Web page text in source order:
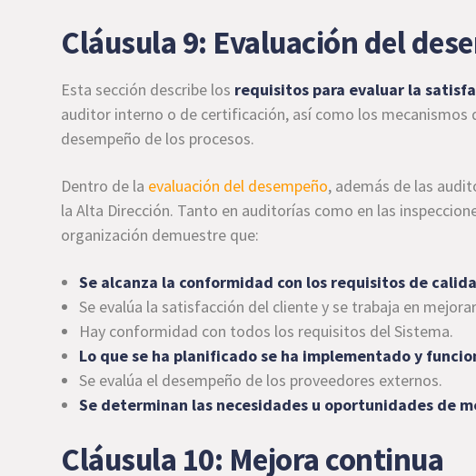
Cláusula 9: Evaluación del
Esta sección describe los requisitos para evaluar la
auditor interno o de certificación, así como los mecanismos
desempeño de los procesos.
Dentro de la evaluación del desempeño, además de las
la Alta Dirección. Tanto en auditorías como en las
organización demuestre que:
Se alcanza la conformidad con los requisitos de
Se evalúa la satisfacción del cliente y se trabaja en
Hay conformidad con todos los requisitos del Sistema.
Lo que se ha planificado se ha implementado y
Se evalúa el desempeño de los proveedores externos.
Se determinan las necesidades u oportunidades de
Cláusula 10: Mejora continua